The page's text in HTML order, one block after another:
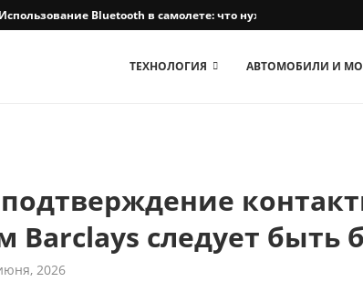
Использование Bluetooth в самолете: что нужно знать
ТЕХНОЛОГИЯ АВТОМОБИЛИ И
Barclays следует
2026